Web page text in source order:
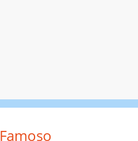
Famoso